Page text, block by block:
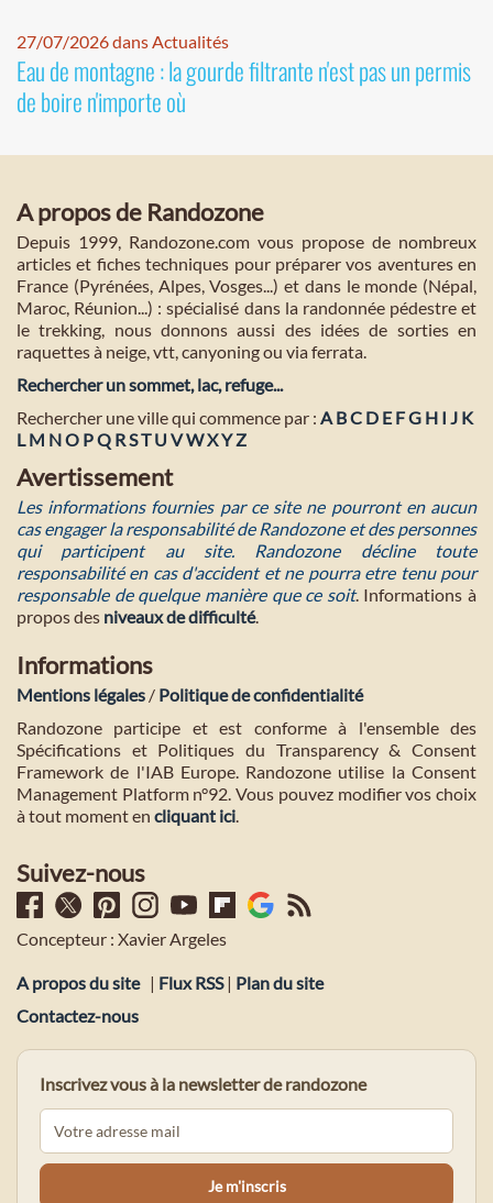
27/07/2026 dans Actualités
Eau de montagne : la gourde filtrante n'est pas un permis
de boire n'importe où
A propos de Randozone
Depuis 1999, Randozone.com vous propose de nombreux
articles et fiches techniques pour préparer vos aventures en
France (Pyrénées, Alpes, Vosges...) et dans le monde (Népal,
Maroc, Réunion...) : spécialisé dans la randonnée pédestre et
le trekking, nous donnons aussi des idées de sorties en
raquettes à neige, vtt, canyoning ou via ferrata.
Rechercher un sommet, lac, refuge...
Rechercher une ville qui commence par : A BC D E FG H I J K
L M NO PQ R ST U VWXY Z
Avertissement
Les informations fournies par ce site ne pourront en aucun
cas engager la responsabilité de Randozone et des personnes
qui participent au site. Randozone décline toute
responsabilité en cas d'accident et ne pourra etre tenu pour
responsable de quelque manière que ce soit. Informations à
propos des niveaux de difficulté.
Informations
Mentions légales / Politique de confidentialité
Randozone participe et est conforme à l'ensemble des
Spécifications et Politiques du Transparency & Consent
Framework de l'IAB Europe. Randozone utilise la Consent
Management Platform n°92. Vous pouvez modifier vos choix
à tout moment en cliquant ici
Suivez-nous
Concepteur : Xavier Argeles
A propos du site | Flux RSS| Plan du site
Contactez-nous
Inscrivez vous à la newsletter de randozone